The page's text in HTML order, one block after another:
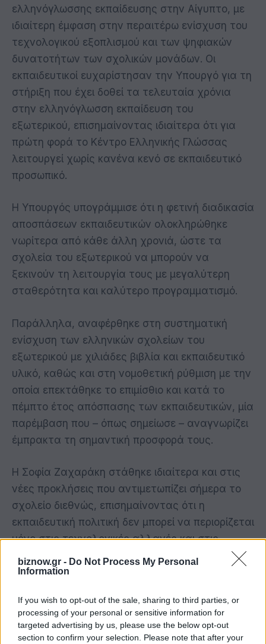
biznow.gr - Do Not Process My Personal
Information
If you wish to opt-out of the sale, sharing to third parties, or
processing of your personal or sensitive information for
targeted advertising by us, please use the below opt-out
section to confirm your selection. Please note that after your
ελληνόγλωσσης εκπαίδευσης στην Αίγυπτο, με
ιδιαίτερη έμφαση στην περαιτέρω ενίσχυση του
τεχνολογικού εξοπλισμού και των ψηφιακών
δυνατοτήτων των σχολικών μονάδων. Οι
εκπαιδευτικοί ευχαρίστησαν την Υπουργό για τη
στήριξη που έχει δοθεί τα τελευταία χρόνια
στην ελληνόγλωσση εκπαίδευση του
εξωτερικού, επισημαίνοντας ιδιαίτερα ότι για
πρώτη φορά το Κέντρο Ελληνικής Γλώσσας
λειτουργεί χωρίς κανένα κενό σε εκπαιδευτικό
προσωπικό.
Η Υπουργός υπογράμμισε ότι η φετινή διαδικασία
αποσπάσεων εκπαιδευτικών ολοκληρώθηκε
νωρίτερα από κάθε άλλη χρονιά, ώστε τα
σχολεία του εξωτερικού να μπορούν να
ξεκινούν τη λειτουργία τους με μεγαλύτερη
σταθερότητα και καλύτερο προγραμματισμό.
Παράλληλα, αναφέρθηκε στη συστηματική
ενίσχυση των ελληνικών σχολείων του
εξωτερικού με χιλιάδες βιβλία και εκπαιδευτικό
υλικό, καθώς και στη νομοθετική ρύθμιση με την
οποία επεκτάθηκε το επιμίσθιο και κατά το
πέμπτο έτος απόσπασης των εκπαιδευτικών, μία
παρέμβαση που – όπως σημείωσε – αναγνωρίζει
έμπρακτα τη σημαντική προσφορά τους.
Η Σοφία Ζαχαράκη στάθηκε ιδιαίτερα και στις
νέες προκλήσεις που αντιμετωπίζει σήμερα το
σχολείο διεθνώς, επισημαίνοντας ότι η
εκπαιδευτική πολιτική δεν μπορεί να περιορίζεται
μόνο στις τεχνολογικές αλλαγές και στις
ψηφιακές δεξιότητες.
εποχής μας είναι να ενισχύσουμε όχι μόνο τις
γνώσεις των παιδιών, αλλά και την ψυχική τους
ανθεκτικότητα, την αυτοπεποίθηση, την